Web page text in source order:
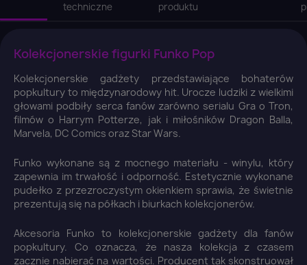
techniczne
produktu
Kolekcjonerskie figurki Funko Pop
Kolekcjonerskie gadżety przedstawiające bohaterów
popkultury to międzynarodowy hit. Urocze ludziki z wielkimi
głowami podbiły serca fanów zarówno serialu Gra o Tron,
filmów o Harrym Potterze, jak i miłośników Dragon Balla,
Marvela, DC Comics oraz Star Wars.
Funko wykonane są z mocnego materiału - winylu, który
zapewnia im trwałość i odporność. Estetycznie wykonane
pudełko z przezroczystym okienkiem sprawia, że świetnie
prezentują się na półkach i biurkach kolekcjonerów.
Akcesoria Funko to kolekcjonerskie gadżety dla fanów
popkultury. Co oznacza, że nasza kolekcja z czasem
zacznie nabierać na wartości. Producent tak skonstruował